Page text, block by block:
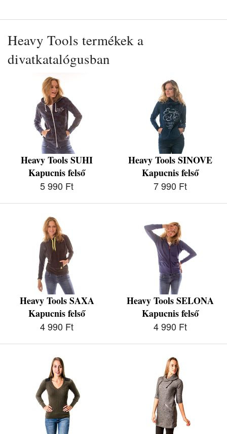
Heavy Tools termékek a
divatkatalógusban
Heavy Tools SUHI
Kapucnis felső
5 990 Ft
Heavy Tools SINOVE
Kapucnis felső
7 990 Ft
Heavy Tools SAXA
Kapucnis felső
4 990 Ft
Heavy Tools SELONA
Kapucnis felső
4 990 Ft